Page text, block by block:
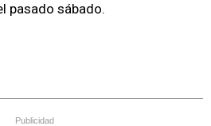
pasado sábado.
Publicidad